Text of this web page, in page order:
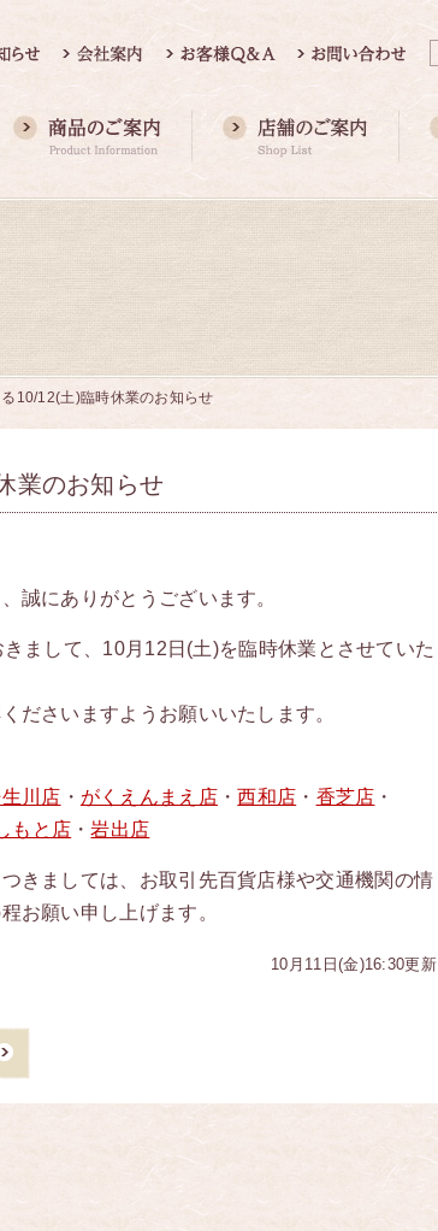
10/12(土)臨時休業のお知らせ
業のお知らせ
誠にありがとうございます。
まして、10月12日(土)を臨時休業とさせていた
ださいますようお願いいたします。
川店 ・ がくえんまえ店・西和店 ・ 香芝店 ・
もと店 ・岩出店
きましては、お取引先百貨店様や交通機関の情
お願い申し上げます。
10月11日(金)16:30更新